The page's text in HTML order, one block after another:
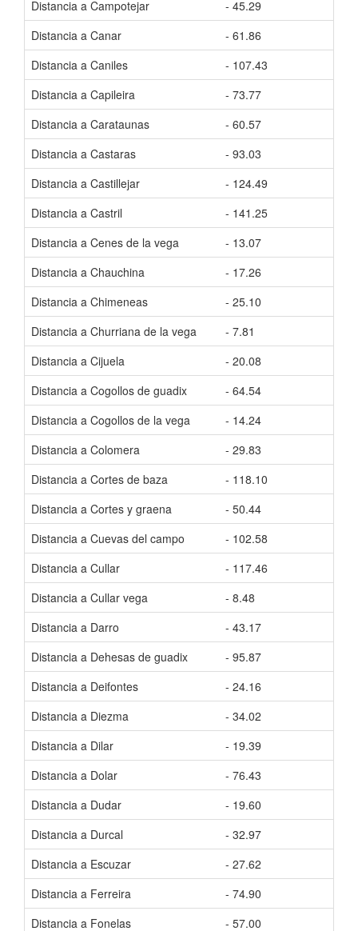
Distancia a Campotejar
- 45.29
Distancia a Canar
- 61.86
Distancia a Caniles
- 107.43
Distancia a Capileira
- 73.77
Distancia a Carataunas
- 60.57
Distancia a Castaras
- 93.03
Distancia a Castillejar
- 124.49
Distancia a Castril
- 141.25
Distancia a Cenes de la vega
- 13.07
Distancia a Chauchina
- 17.26
Distancia a Chimeneas
- 25.10
Distancia a Churriana de la vega
- 7.81
Distancia a Cijuela
- 20.08
Distancia a Cogollos de guadix
- 64.54
Distancia a Cogollos de la vega
- 14.24
Distancia a Colomera
- 29.83
Distancia a Cortes de baza
- 118.10
Distancia a Cortes y graena
- 50.44
Distancia a Cuevas del campo
- 102.58
Distancia a Cullar
- 117.46
Distancia a Cullar vega
- 8.48
Distancia a Darro
- 43.17
Distancia a Dehesas de guadix
- 95.87
Distancia a Deifontes
- 24.16
Distancia a Diezma
- 34.02
Distancia a Dilar
- 19.39
Distancia a Dolar
- 76.43
Distancia a Dudar
- 19.60
Distancia a Durcal
- 32.97
Distancia a Escuzar
- 27.62
Distancia a Ferreira
- 74.90
Distancia a Fonelas
- 57.00